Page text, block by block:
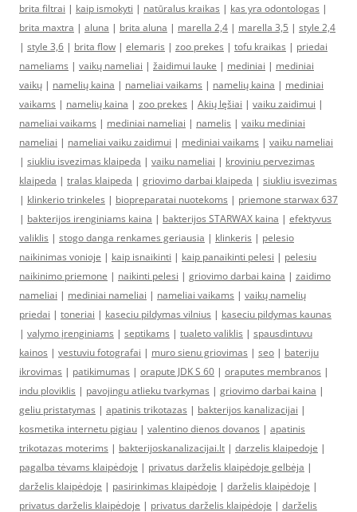
brita filtrai | kaip ismokyti | natūralus kraikas | kas yra odontologas |
brita maxtra | aluna | brita aluna | marella 2,4 | marella 3,5 | style 2,4
| style 3,6 | brita flow | elemaris | zoo prekes | tofu kraikas | priedai
nameliams | vaikų nameliai | žaidimui lauke | mediniai | mediniai
vaikų | namelių kaina | nameliai vaikams | namelių kaina | mediniai
vaikams | namelių kaina | zoo prekes | Akių lęšiai | vaiku zaidimui |
nameliai vaikams | mediniai nameliai | namelis | vaiku mediniai
nameliai | nameliai vaiku zaidimui | mediniai vaikams | vaiku nameliai
| siukliu isvezimas klaipeda | vaiku nameliai | kroviniu pervezimas
klaipeda | tralas klaipeda | griovimo darbai klaipeda | siukliu isvezimas
| klinkerio trinkeles | biopreparatai nuotekoms | priemone starwax 637
| bakterijos irenginiams kaina | bakterijos STARWAX kaina | efektyvus
valiklis | stogo danga renkames geriausia | klinkeris | pelesio
naikinimas vonioje | kaip isnaikinti | kaip panaikinti pelesi | pelesiu
naikinimo priemone | naikinti pelesi | griovimo darbai kaina | zaidimo
nameliai | mediniai nameliai | nameliai vaikams | vaikų namelių
priedai | toneriai | kaseciu pildymas vilnius | kaseciu pildymas kaunas
| valymo įrenginiams | septikams | tualeto valiklis | spausdintuvu
kainos | vestuviu fotografai | muro sienu griovimas | seo | bateriju
ikrovimas | patikimumas | orapute JDK S 60 | oraputes membranos |
indu ploviklis | pavojingu atlieku tvarkymas | griovimo darbai kaina |
geliu pristatymas | apatinis trikotazas | bakterijos kanalizacijai |
kosmetika internetu pigiau | valentino dienos dovanos | apatinis
trikotazas moterims | bakterijoskanalizacijai.lt | darzelis klaipedoje |
pagalba tėvams klaipėdoje | privatus darželis klaipėdoje gelbėja |
darželis klaipėdoje | pasirinkimas klaipėdoje | darželis klaipėdoje |
privatus darželis klaipėdoje | privatus darželis klaipėdoje | darželis